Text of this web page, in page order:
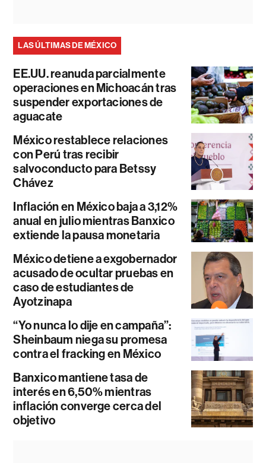
LAS ÚLTIMAS DE MÉXICO
EE.UU. reanuda parcialmente
operaciones en Michoacán tras
suspender exportaciones de
aguacate
México restablece relaciones
con Perú tras recibir
salvoconducto para Betssy
Chávez
Inflación en México baja a 3,12%
anual en julio mientras Banxico
extiende la pausa monetaria
México detiene a exgobernador
acusado de ocultar pruebas en
caso de estudiantes de
Ayotzinapa
“Yo nunca lo dije en campaña”:
Sheinbaum niega su promesa
contra el fracking en México
Banxico mantiene tasa de
interés en 6,50% mientras
inflación converge cerca del
objetivo